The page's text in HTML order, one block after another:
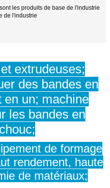
les produits de base de l'industrie
de l'industrie
extrudeuses;
des bandes en
en un; machine
les bandes en
de formage
rendement, haute
de matériaux;